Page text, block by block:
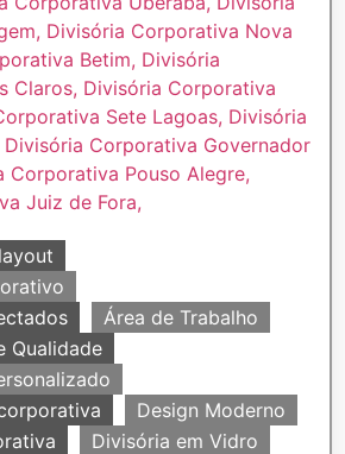
Área de Trabalho
Qualidade
Design Moderno
Divisória em Vidro